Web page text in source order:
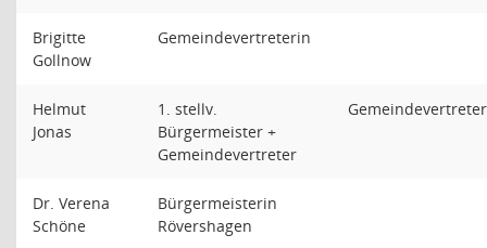
Brigitte
Gollnow
Gemeindevertreterin
Helmut
Jonas
1. stellv.
Bürgermeister +
Gemeindevertreter
Gemeindevertreter
Dr. Verena
Schöne
Bürgermeisterin
Rövershagen